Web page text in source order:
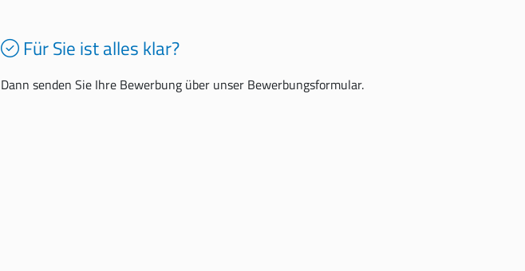
Für Sie ist alles klar?
Dann senden Sie Ihre Bewerbung über unser Bewerbungsformular.